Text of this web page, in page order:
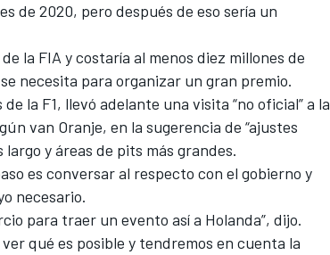
de 2020, pero después de eso sería un
la FIA y costaría al menos diez millones de
necesita para organizar un gran premio.
la F1, llevó adelante una visita “no oficial” a la
van Oranje, en la sugerencia de “ajustes
y áreas de pits más grandes.
es conversar al respecto con el gobierno y
necesario.
para traer un evento así a Holanda”, dijo.
qué es posible y tendremos en cuenta la